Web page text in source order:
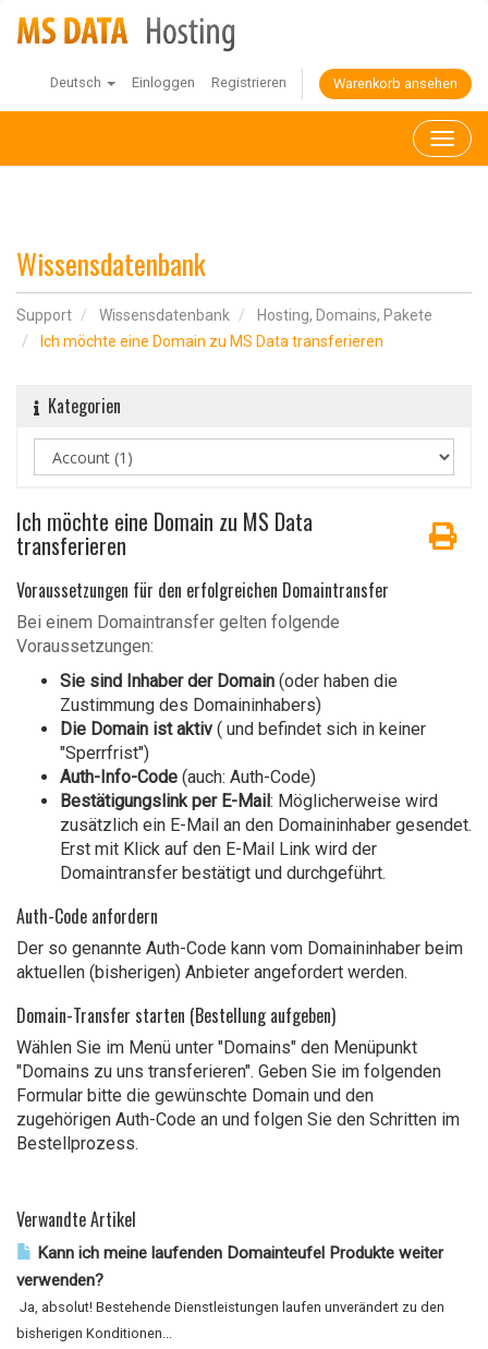
Deutsch Einloggen Registrieren Warenkorb ansehen
Wissensdatenbank
Support Wissensdatenbank
Hosting, Domains, Pakete
Ich möchte eine Domain zu MS Data transferieren
Kategorien
Ich möchte eine Domain zu MS Data
transferieren
Voraussetzungen für den erfolgreichen Domaintransfer
Bei einem Domaintransfer gelten folgende
Voraussetzungen:
Sie sind Inhaber der Domain (oder haben die
Zustimmung des Domaininhabers)
Die Domain ist aktiv ( und befindet sich in keiner
"Sperrfrist")
Auth-Info-Code (auch: Auth-Code)
Bestätigungslink per E-Mail: Möglicherweise wird
zusätzlich ein E-Mail an den Domaininhaber gesendet.
Erst mit Klick auf den E-Mail Link wird der
Domaintransfer bestätigt und durchgeführt.
Auth-Code anfordern
Der so genannte Auth-Code kann vom Domaininhaber beim
aktuellen (bisherigen) Anbieter angefordert werden.
Domain-Transfer starten (Bestellung aufgeben)
Wählen Sie im Menü unter "Domains" den Menüpunkt
"Domains zu uns transferieren". Geben Sie im folgenden
Formular bitte die gewünschte Domain und den
zugehörigen Auth-Code an und folgen Sie den Schritten im
Bestellprozess.
Verwandte Artikel
Kann ich meine laufenden Domainteufel Produkte weiter
verwenden?
Ja, absolut! Bestehende Dienstleistungen laufen unverändert zu den
bisherigen Konditionen...